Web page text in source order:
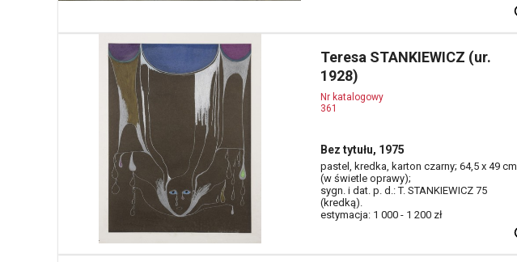
Teresa STANKIEWICZ (ur.
1928)
Nr katalogowy
361
Bez tytułu, 1975
pastel, kredka, karton czarny; 64,5 x 49 cm
(w świetle oprawy);
sygn. i dat. p. d.: T. STANKIEWICZ 75
(kredką).
estymacja: 1 000 - 1 200 zł